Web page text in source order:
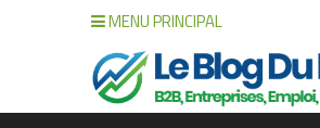
MENU PRINCIPAL